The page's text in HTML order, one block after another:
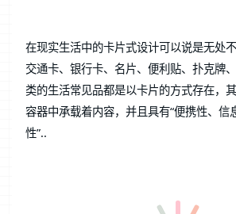
在现实生活中的卡片式设计可以说是无处
交通卡、银行卡、名片、便利贴、扑克牌
类的生活常见品都是以卡片的方式存在，
容器中承载着内容，并且具有“便携性、信
性”..